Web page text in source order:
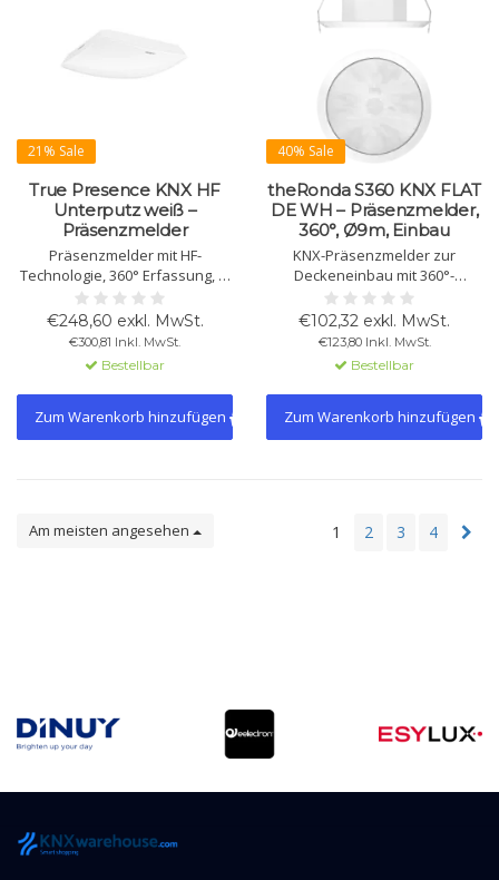
21% Sale
True Presence KNX HF
Unterputz weiß –
Präsenzmelder
Präsenzmelder mit HF-
Technologie, 360° Erfassung, Ø
15 m Reichweite und True
Presence-Erkennung. Misst
Temperatur und
Luftfeuchtigkeit. KNX,
Unterputz. In Weiß und Schwarz
erhältlich.
€248,60 exkl. MwSt.
€300,81 Inkl. MwSt.
Bestellbar
Zum Warenkorb hinzufügen
40% Sale
theRonda S360 KNX FLAT
DE WH – Präsenzmelder,
360°, Ø9m, Einbau
KNX-Präsenzmelder zur
Deckeneinbau mit 360°-
Erfassung bis Ø9m,
automatische Licht- und
Präsenzsteuerung,
Mischlichtmessung, dimmbar,
IP54, weiß.
€102,32 exkl. MwSt.
€123,80 Inkl. MwSt.
Bestellbar
Zum Warenkorb hinzufügen
Am meisten angesehen 1 2 3 4